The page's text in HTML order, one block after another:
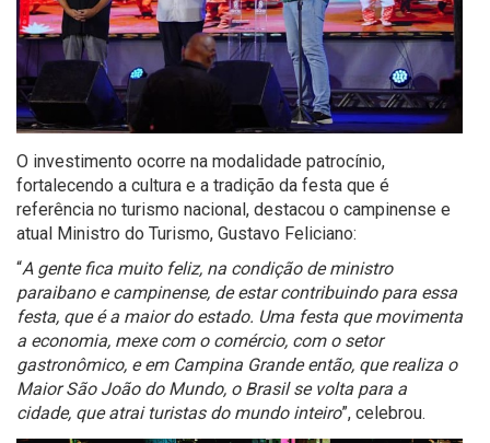
O investimento ocorre na modalidade patrocínio,
fortalecendo a cultura e a tradição da festa que é
referência no turismo nacional, destacou o campinense e
atual Ministro do Turismo, Gustavo Feliciano:
“A gente fica muito feliz, na condição de ministro
paraibano e campinense, de estar contribuindo para essa
festa, que é a maior do estado. Uma festa que movimenta
a economia, mexe com o comércio, com o setor
gastronômico, e em Campina Grande então, que realiza o
Maior São João do Mundo, o Brasil se volta para a
cidade, que atrai turistas do mundo inteiro”, celebrou.